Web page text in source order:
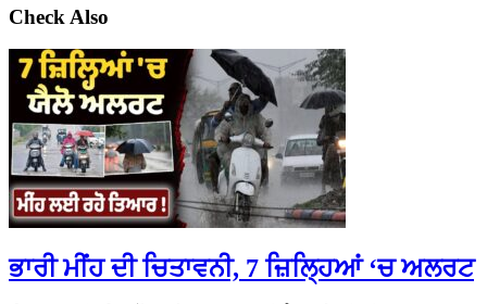
Check Also
ਭਾਰੀ ਮੀਂਹ ਦੀ ਚਿਤਾਵਨੀ, 7 ਜ਼ਿਲ੍ਹਿਆਂ ‘ਚ ਅਲਰਟ